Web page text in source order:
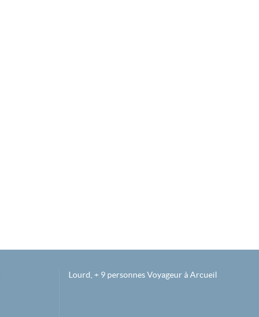
Lourd, + 9 personnes Voyageur à Arcueil